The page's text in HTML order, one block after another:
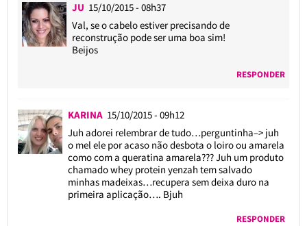
JU 15/10/2015 - 08h37
Val, se o cabelo estiver precisando de
reconstrução pode ser uma boa sim!
Beijos
RESPONDER
KARINA 15/10/2015 - 09h12
Juh adorei relembrar de tudo…perguntinha–> juh
o mel ele por acaso não desbota o loiro ou amarela
como com a queratina amarela??? Juh um produto
chamado whey protein yenzah tem salvado
minhas madeixas…recupera sem deixa duro na
primeira aplicação…. Bjuh
RESPONDER